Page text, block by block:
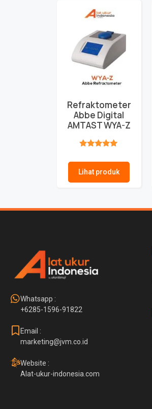
Refraktometer
Abbe Digital
AMTAST WYA-Z
Lihat produk
Whatsapp :
+6285-1596-91822
Email :
marketing@jvm.co.id
Website :
Alat-ukur-indonesia.com